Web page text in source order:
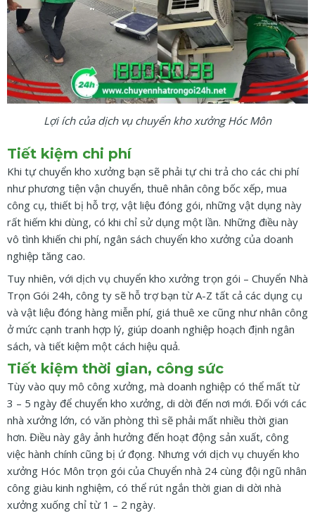
Lợi ích của dịch vụ chuyển kho xưởng Hóc Môn
Tiết kiệm chi phí
Khi tự chuyển kho xưởng bạn sẽ phải tự chi trả cho các chi phí
như phương tiện vận chuyển, thuê nhân công bốc xếp, mua
công cụ, thiết bị hỗ trợ, vật liệu đóng gói, những vật dụng này
rất hiếm khi dùng, có khi chỉ sử dụng một lần. Những điều này
vô tình khiến chi phí, ngân sách chuyển kho xưởng của doanh
nghiệp tăng cao.
Tuy nhiên, với dịch vụ chuyển kho xưởng trọn gói – Chuyển Nhà
Trọn Gói 24h, công ty sẽ hỗ trợ bạn từ A-Z tất cả các dụng cụ
và vật liệu đóng hàng miễn phí, giá thuê xe cũng như nhân công
ở mức cạnh tranh hợp lý, giúp doanh nghiệp hoạch định ngân
sách, và tiết kiệm một cách hiệu quả.
Tiết kiệm thời gian, công sức
Tùy vào quy mô công xưởng, mà doanh nghiệp có thể mất từ
3 – 5 ngày để chuyển kho xưởng, di dời đến nơi mới. Đối với các
nhà xưởng lớn, có văn phòng thì sẽ phải mất nhiều thời gian
hơn. Điều này gây ảnh hưởng đến hoạt động sản xuất, công
việc hành chính cũng bị ứ đọng. Nhưng với dịch vụ chuyển kho
xưởng Hóc Môn trọn gói của Chuyển nhà 24 cùng đội ngũ nhân
công giàu kinh nghiệm, có thể rút ngắn thời gian di dời nhà
xưởng xuống chỉ từ 1 – 2 ngày.